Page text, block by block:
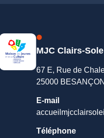
MJC Clairs-
67 E, Rue de
25000
E-mail
Téléphone